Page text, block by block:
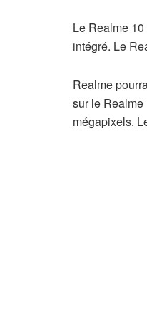
Le Realme
intégré. Le
Realme
sur le
mégapixels.